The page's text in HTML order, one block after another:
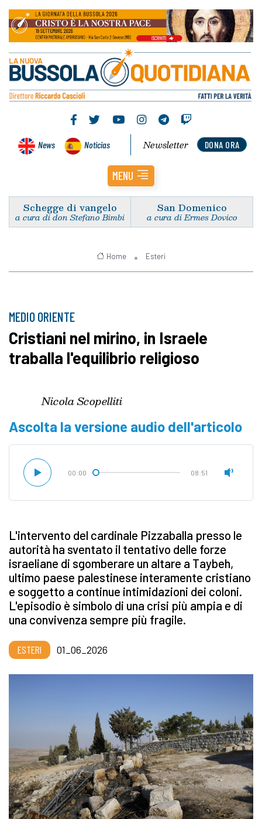
News Noticias DONA ORA
Newsletter
MENU
Schegge di vangelo
a cura di don Stefano Bimbi
San Domenico
a cura di Ermes Dovico
Home Esteri
MEDIO ORIENTE
Cristiani nel mirino, in Israele
traballa l'equilibrio religioso
Nicola Scopelliti
Ascolta la versione audio dell'articolo
00:00 08:51
L'intervento del cardinale Pizzaballa presso le
autorità ha sventato il tentativo delle forze
israeliane di sgomberare un altare a Taybeh,
ultimo paese palestinese interamente cristiano
e soggetto a continue intimidazioni dei coloni.
L'episodio è simbolo di una crisi più ampia e di
una convivenza sempre più fragile.
ESTERI 01_06_2026